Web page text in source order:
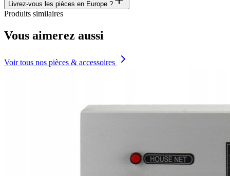
Livrez-vous les pièces en Europe ?
Produits similaires
Vous aimerez aussi
Voir tous nos pièces & accessoires